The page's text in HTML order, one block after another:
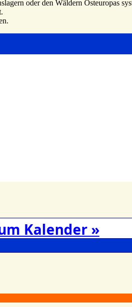
oder den Wäldern Osteu­ropas
Kalender »